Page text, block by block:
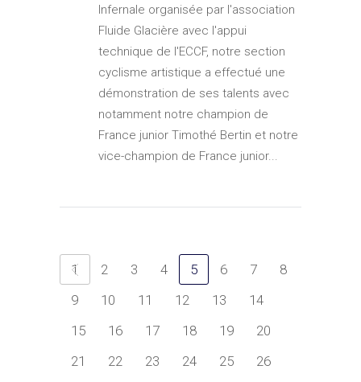
Infernale organisée par l'association
Fluide Glacière avec l'appui
technique de l'ECCF, notre section
cyclisme artistique a effectué une
démonstration de ses talents avec
notamment notre champion de
France junior Timothé Bertin et notre
vice-champion de France junior...
1 2 3 4 5 6 7
8
9
10 11 12 13
14
15
16 17 18 19
20
21
22 23 24 25
26